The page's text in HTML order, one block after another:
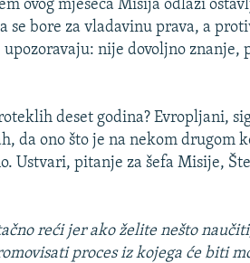
ovog mjeseca Misija odlazi
se bore za vladavinu prava, a
nije dovoljno znanje,
deset godina? Evropljani,
da ono što je na nekom drugom
Ustvari, pitanje za šefa Misije,
reći jer ako želite nešto
proces iz kojega će biti